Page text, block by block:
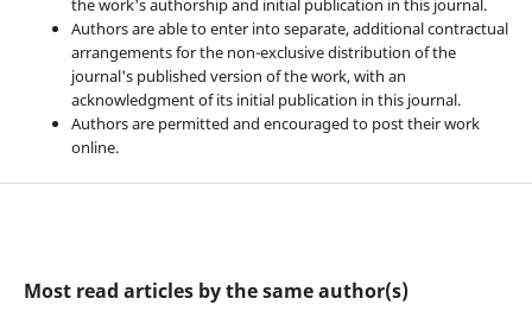
the work's authorship and initial publication in this journal.
Authors are able to enter into separate, additional contractual
arrangements for the non-exclusive distribution of the
journal's published version of the work, with an
acknowledgment of its initial publication in this journal.
Authors are permitted and encouraged to post their work
online.
Most read articles by the same author(s)